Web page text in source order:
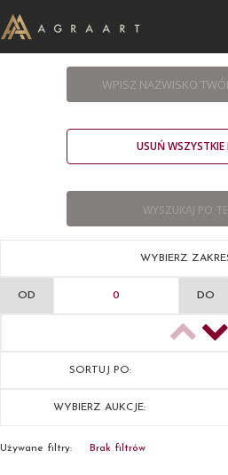
USUŃ WSZYSTKIE
WYBIERZ
OD DO
SORTUJ PO:
WYBIERZ AUKCJE:
Używane filtry: Brak filtrów